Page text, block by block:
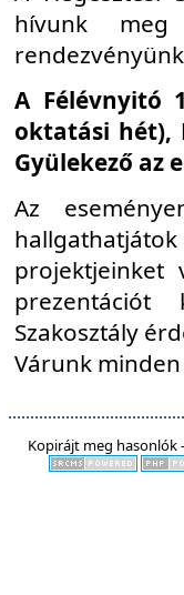
hívunk
A Félévnyitó
oktatási hét),
Gyülekező az
Az
Szakosztály
Várunk
Kopirájt meg hasonlók